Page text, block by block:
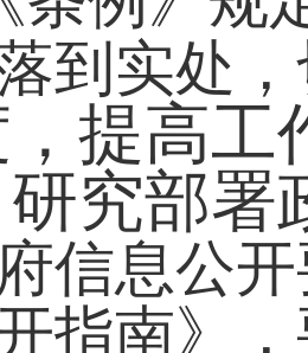
到实处
提高工
究部署
信息公
指南》